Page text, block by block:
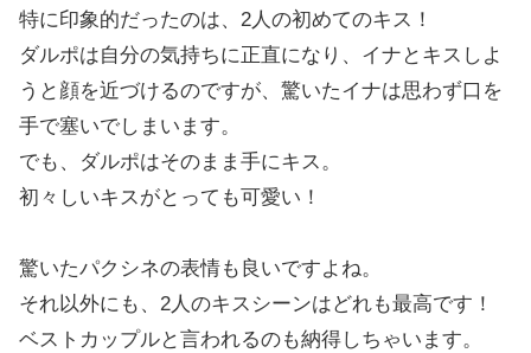
特に印象的だったのは、2人の初めてのキス！
ダルポは自分の気持ちに正直になり、イナとキスしよ
うと顔を近づけるのですが、驚いたイナは思わず口を
手で塞いでしまいます。
でも、ダルポはそのまま手にキス。
初々しいキスがとっても可愛い！
驚いたパクシネの表情も良いですよね。
それ以外にも、2人のキスシーンはどれも最高です！
ベストカップルと言われるのも納得しちゃいます。